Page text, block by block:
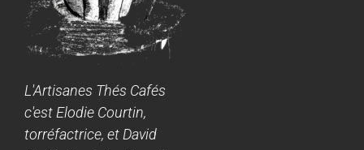
L'Artisanes Thés Cafés
c'est Elodie Courtin,
torréfactrice, et David